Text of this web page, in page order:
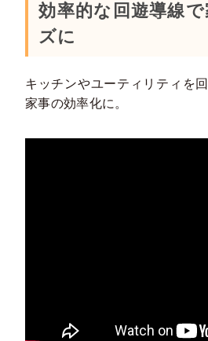
効率的な回遊導線
ズに
キッチンやユーティリティを
家事の効率化に。